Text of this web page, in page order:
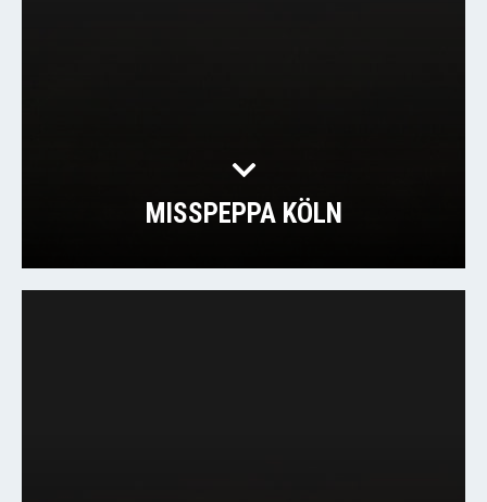
MISSPEPPA KÖLN